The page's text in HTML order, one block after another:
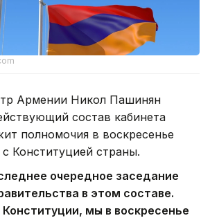
Армении Никол Пашинян
состав кабинета
полномочия в воскресенье
Конституцией страны.
очередное заседание
в этом составе.
мы в воскресенье